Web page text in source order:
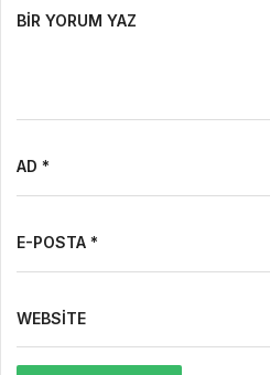
BIR YORUM YAZ
AD *
E-POSTA *
WEBSITE